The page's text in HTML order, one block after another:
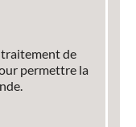
traitement de
permettre la